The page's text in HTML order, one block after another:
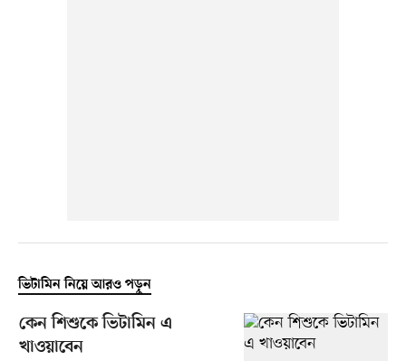
ভিটামিন নিয়ে আরও পড়ুন
কেন শিশুকে ভিটামিন এ
খাওয়াবেন